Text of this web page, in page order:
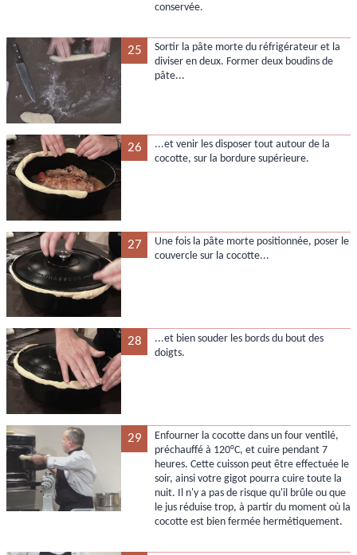
conservée.
25
Sortir la pâte morte du réfrigérateur et la
diviser en deux. Former deux boudins de
pâte...
26
...et venir les disposer tout autour de la
cocotte, sur la bordure supérieure.
27
Une fois la pâte morte positionnée, poser le
couvercle sur la cocotte...
28
...et bien souder les bords du bout des
doigts.
29
Enfourner la cocotte dans un four ventilé,
préchauffé à 120°C, et cuire pendant 7
heures. Cette cuisson peut être effectuée le
soir, ainsi votre gigot pourra cuire toute la
nuit. Il n'y a pas de risque qu'il brûle ou que
le jus réduise trop, à partir du moment où la
cocotte est bien fermée hermétiquement.